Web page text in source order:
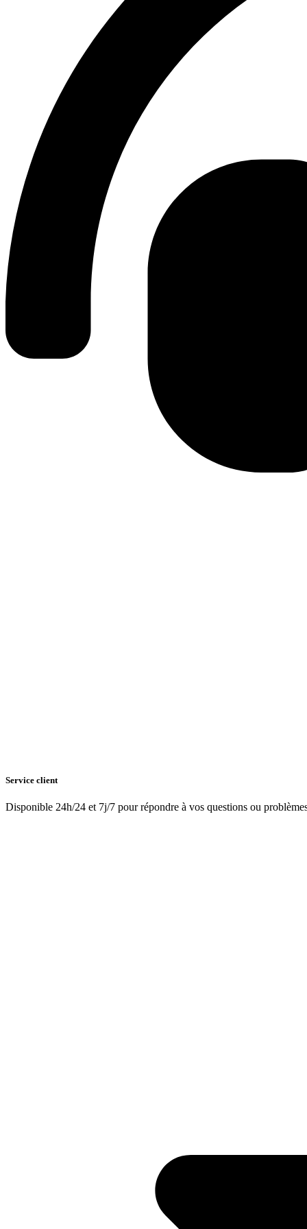
Service client
Disponible 24h/24 et 7j/7 pour répondre à vos questions ou